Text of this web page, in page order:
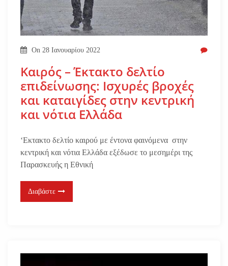
On 28 Ιανουαρίου 2022
Καιρός – Έκτακτο δελτίο
επιδείνωσης: Ισχυρές βροχές
και καταιγίδες στην κεντρική
και νότια Ελλάδα
‘Eκτακτο δελτίο καιρού με έντονα φαινόμενα στην
κεντρική και νότια Ελλάδα εξέδωσε το μεσημέρι της
Παρασκευής η Εθνική
Διαβάστε